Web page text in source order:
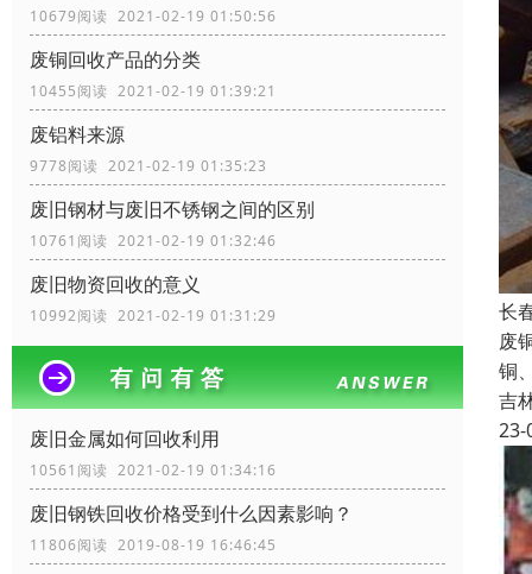
10679阅读 2021-02-19 01:50:56
废铜回收产品的分类
10455阅读 2021-02-19 01:39:21
废铝料来源
9778阅读 2021-02-19 01:35:23
废旧钢材与废旧不锈钢之间的区别
10761阅读 2021-02-19 01:32:46
废旧物资回收的意义
10992阅读 2021-02-19 01:31:29
废旧金属如何回收利用
10561阅读 2021-02-19 01:34:16
废旧钢铁回收价格受到什么因素影响？
11806阅读 2019-08-19 16:46:45
长
废
铜
吉
23-